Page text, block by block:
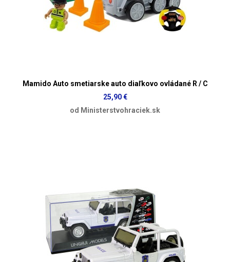
Mamido Auto smetiarske auto diaľkovo ovládané R / C
25,90 €
od Ministerstvohraciek.sk